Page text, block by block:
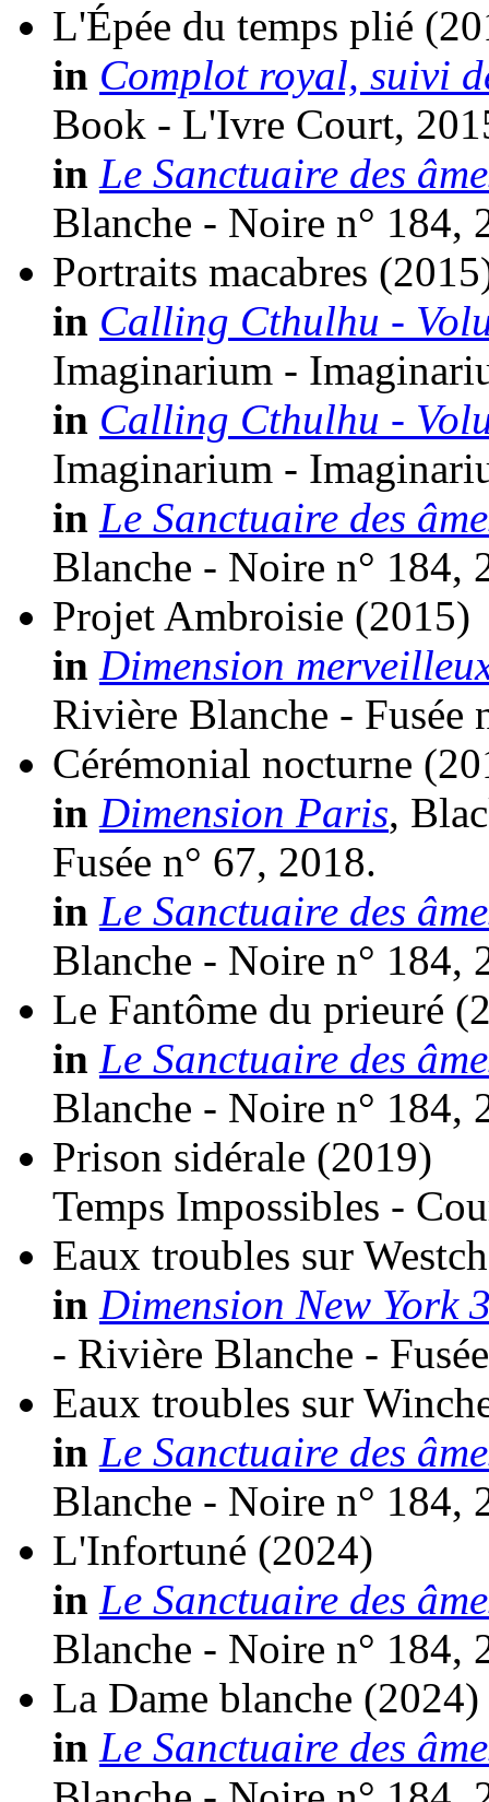
L'Épée du temps plié
in Complot royal, suivi
Book - L'Ivre Court,
in Le Sanctuaire des
Blanche - Noire n° 184,
Portraits macabres
in Calling Cthulhu -
Imaginarium -
in Calling Cthulhu -
Imaginarium -
in Le Sanctuaire des
Blanche - Noire n° 184,
Projet Ambroisie (2015)
in Dimension
Rivière Blanche - Fusée
Cérémonial nocturne
in Dimension Paris,
Fusée n° 67, 2018.
in Le Sanctuaire des
Blanche - Noire n° 184,
Le Fantôme du prieuré
in Le Sanctuaire des
Blanche - Noire n° 184,
Prison sidérale (2019)
Temps Impossibles -
Eaux troubles sur
in Dimension New York
- Rivière Blanche -
Eaux troubles sur
in Le Sanctuaire des
Blanche - Noire n° 184,
L'Infortuné (2024)
in Le Sanctuaire des
Blanche - Noire n° 184,
La Dame blanche (2024)
in Le Sanctuaire des